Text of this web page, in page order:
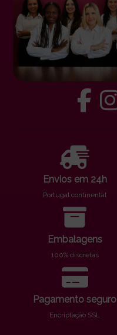
Envios em 24h
Portugal continental
Embalagens
100% discretas
Pagamento seguro
Encriptação SSL